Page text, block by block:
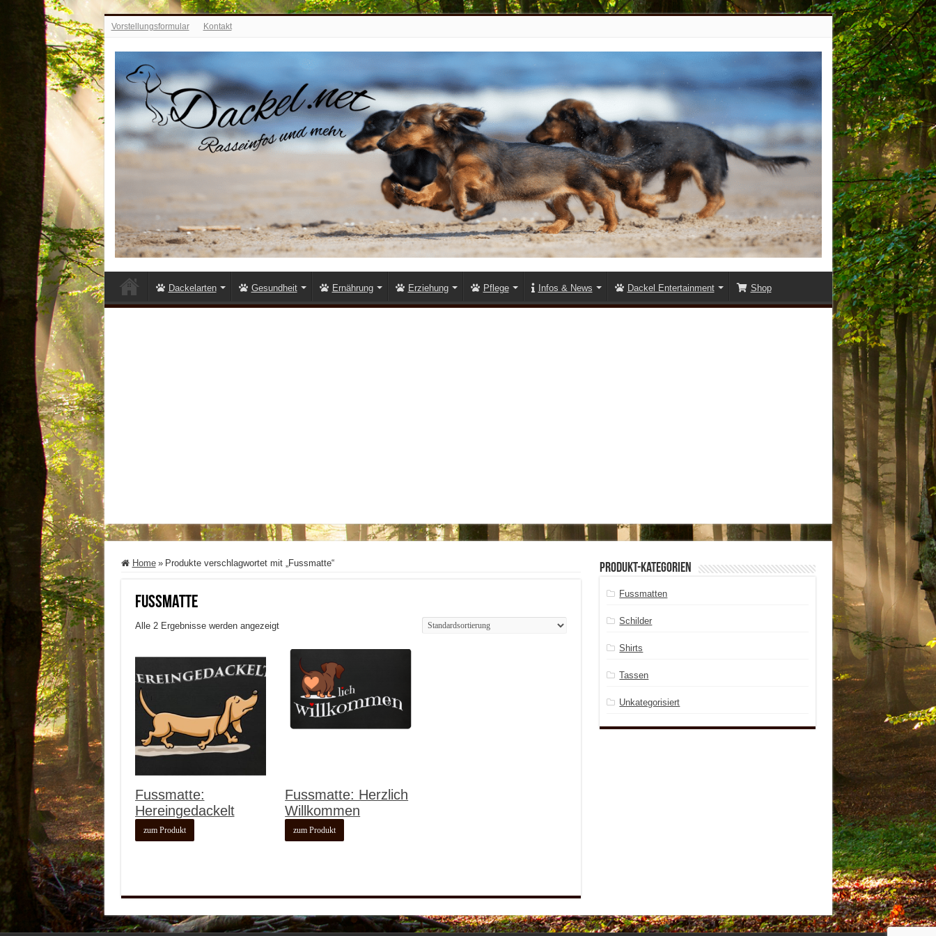
Vorstellungsformular Kontakt
Dackelarten Gesundheit Ernährung Erziehung Pflege Infos & News Dackel Entertainment Shop
Home » Produkte verschlagwortet mit „Fussmatte“
Fussmatte
Alle 2 Ergebnisse werden angezeigt
Fussmatte:
Hereingedackelt
zum Produkt
Fussmatte: Herzlich
Willkommen
zum Produkt
Produkt-Kategorien
Fussmatten
Schilder
Shirts
Tassen
Unkategorisiert